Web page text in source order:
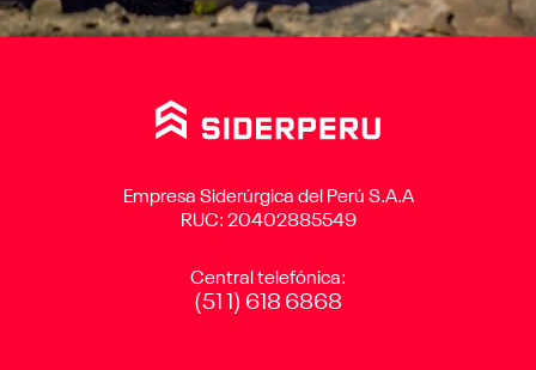
Empresa Siderúrgica del Perú S.A.A
RUC: 20402885549
Central telefónica:
(51 1) 618 6868